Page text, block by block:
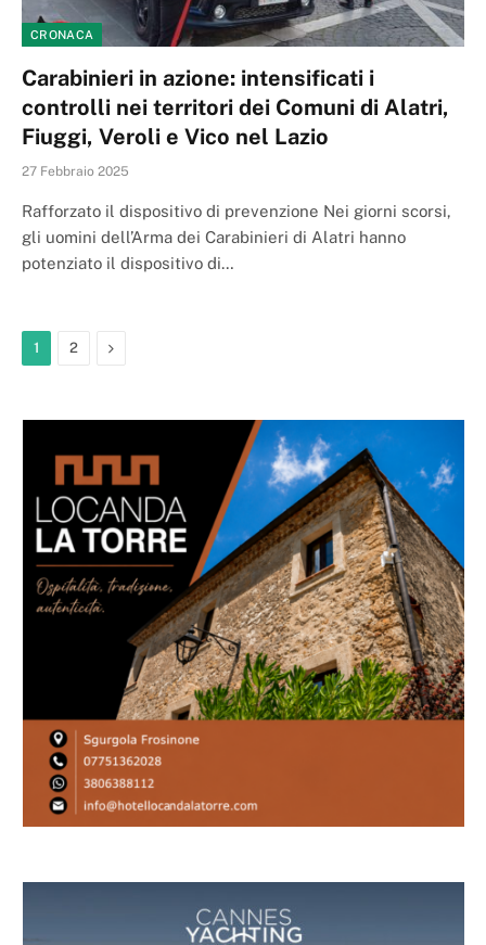
CRONACA
Carabinieri in azione: intensificati i
controlli nei territori dei Comuni di Alatri,
Fiuggi, Veroli e Vico nel Lazio
27 Febbraio 2025
Rafforzato il dispositivo di prevenzione Nei giorni scorsi,
gli uomini dell’Arma dei Carabinieri di Alatri hanno
potenziato il dispositivo di…
1 2 Next